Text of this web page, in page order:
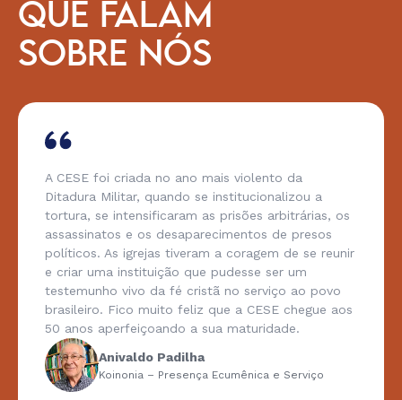
QUE FALAM
SOBRE NÓS
A CESE foi criada no ano mais violento da
Ditadura Militar, quando se institucionalizou a
tortura, se intensificaram as prisões arbitrárias, os
assassinatos e os desaparecimentos de presos
políticos. As igrejas tiveram a coragem de se reunir
e criar uma instituição que pudesse ser um
testemunho vivo da fé cristã no serviço ao povo
brasileiro. Fico muito feliz que a CESE chegue aos
50 anos aperfeiçoando a sua maturidade.
Anivaldo Padilha
Koinonia – Presença Ecumênica e Serviço